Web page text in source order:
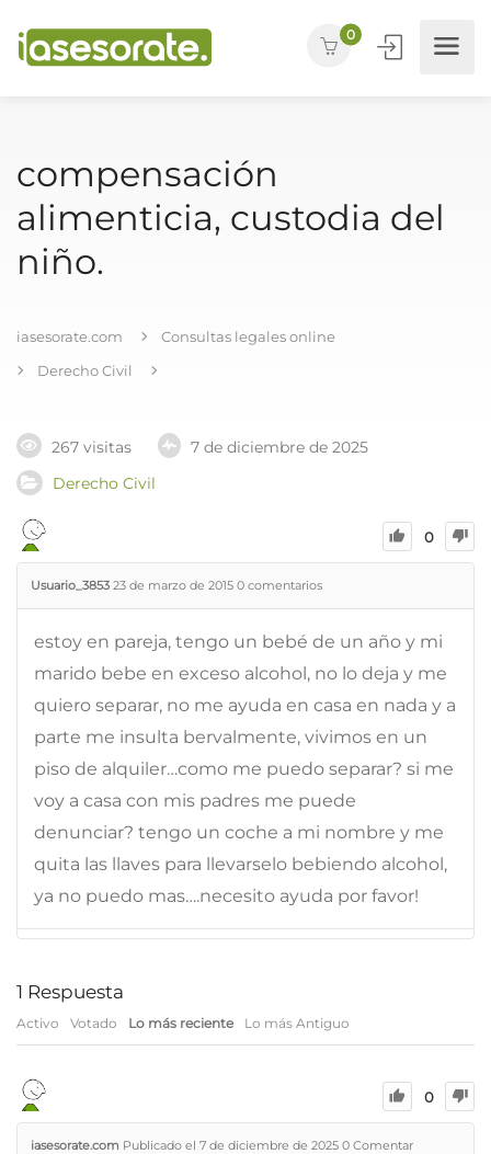
0
compensación
alimenticia, custodia del
niño.
iasesorate.com
Consultas legales online
Derecho Civil
267 visitas
7 de diciembre de 2025
Derecho Civil
0
Usuario_3853 23 de marzo de 2015 0 comentarios
estoy en pareja, tengo un bebé de un año y mi
marido bebe en exceso alcohol, no lo deja y me
quiero separar, no me ayuda en casa en nada y a
parte me insulta bervalmente, vivimos en un
piso de alquiler…como me puedo separar? si me
voy a casa con mis padres me puede
denunciar? tengo un coche a mi nombre y me
quita las llaves para llevarselo bebiendo alcohol,
ya no puedo mas….necesito ayuda por favor!
1 Respuesta
Activo Votado Lo más reciente Lo más Antiguo
0
iasesorate.com Publicado el 7 de diciembre de 2025 0 Comentar